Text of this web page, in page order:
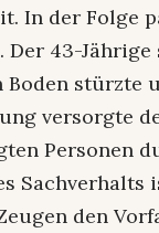
In der Folge
43-
stürzte
versorgte
Personen
Sachverhalts
den